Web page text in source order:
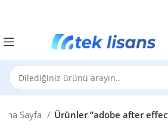
Ana Sayfa Ürünler “adobe after